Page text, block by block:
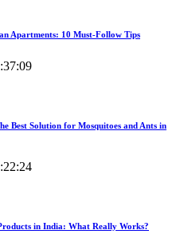
Apartments: 10 Must-Follow Tips
Best Solution for Mosquitoes and Ants in
in India: What Really Works?